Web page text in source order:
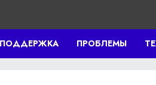
ПОДДЕРЖКА ПРОБЛЕМЫ